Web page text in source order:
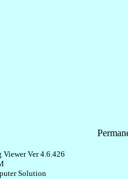
Viewer Ver 4.6.426
Solution